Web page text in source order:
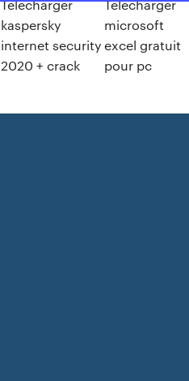
Telecharger
kaspersky
internet security
2020 + crack
Telecharger
microsoft
excel gratuit
pour pc